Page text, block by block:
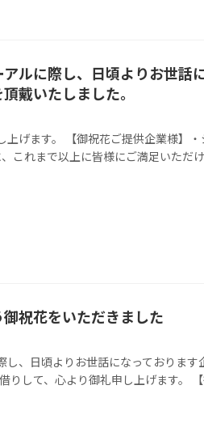
ルに際し、日頃よりお世話
戴いたしました。
上げます。 【御祝花ご提供企業様】
これまで以上に皆様にご満足いただ
祝花をいただきました
し、日頃よりお世話になっておりま
りして、心より御礼申し上げます。